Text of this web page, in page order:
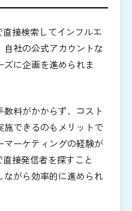
接検索してインフルエ
自社の公式アカウントな
ズに企画を進められま
料がかからず、コスト
施できるのもメリットで
ーケティングの経験が
接発信者を探すこと
がら効率的に進められ